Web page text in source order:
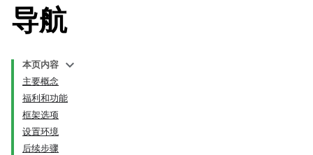
导航
本页内容
主要概念
福利和功能
框架选项
设置环境
后续步骤